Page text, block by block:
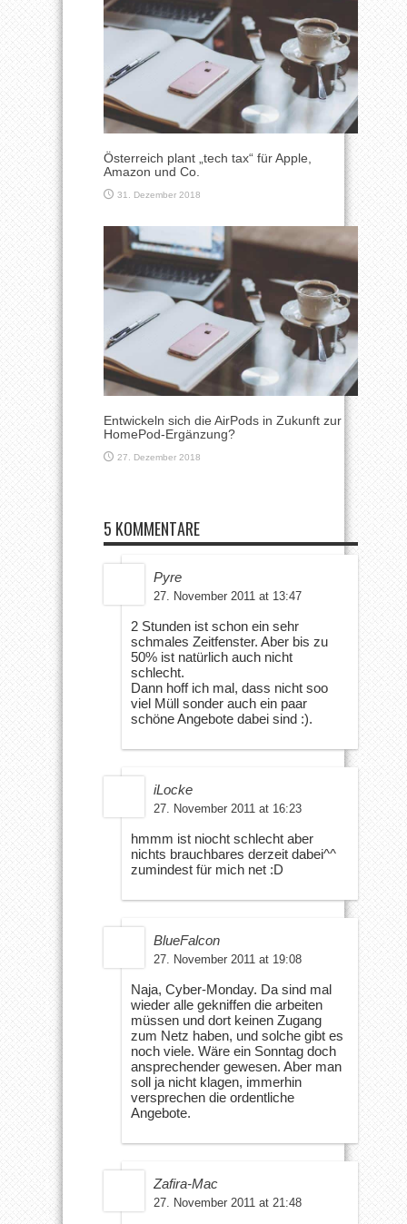
Österreich plant „tech tax“ für Apple,
Amazon und Co.
31. Dezember 2018
Entwickeln sich die AirPods in Zukunft zur
HomePod-Ergänzung?
27. Dezember 2018
5 KOMMENTARE
Pyre
27. November 2011 at 13:47
2 Stunden ist schon ein sehr
schmales Zeitfenster. Aber bis zu
50% ist natürlich auch nicht
schlecht.
Dann hoff ich mal, dass nicht soo
viel Müll sonder auch ein paar
schöne Angebote dabei sind :).
iLocke
27. November 2011 at 16:23
hmmm ist niocht schlecht aber
nichts brauchbares derzeit dabei^^
zumindest für mich net :D
BlueFalcon
27. November 2011 at 19:08
Naja, Cyber-Monday. Da sind mal
wieder alle gekniffen die arbeiten
müssen und dort keinen Zugang
zum Netz haben, und solche gibt es
noch viele. Wäre ein Sonntag doch
ansprechender gewesen. Aber man
soll ja nicht klagen, immerhin
versprechen die ordentliche
Angebote.
Zafira-Mac
27. November 2011 at 21:48